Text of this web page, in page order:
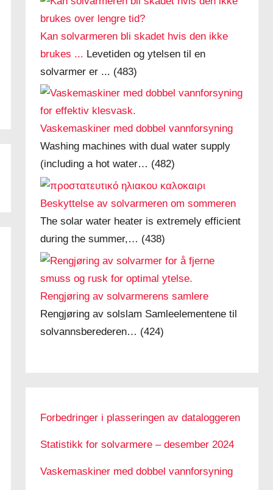
Kan solvarmeren bli skadet hvis den ikke
brukes ... Levetiden og ytelsen til en
solvarmer er ... (483)
Vaskemaskiner med dobbel vannforsyning
Washing machines with dual water supply
(including a hot water… (482)
Beskyttelse av solvarmeren om sommeren
The solar water heater is extremely efficient
during the summer,… (438)
Rengjøring av solvarmerens samlere
Rengjøring av solslam Samleelementene til
solvannsberederen… (424)
Forbedringer i plasseringen av dataloggeren
Statistikk for solvarmere – desember 2024
Vaskemaskiner med dobbel vannforsyning